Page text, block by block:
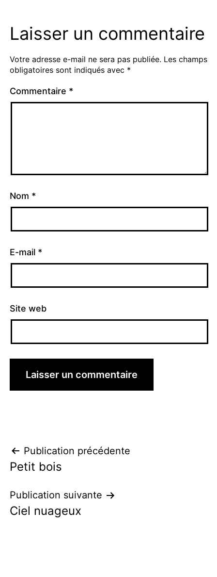
Laisser un commentaire
Votre adresse e-mail ne sera pas publiée. Les champs
obligatoires sont indiqués avec *
Commentaire *
Nom *
E-mail *
Site web
Navigation
de
l’article
Publication précédente
Petit bois
Publication suivante
Ciel nuageux